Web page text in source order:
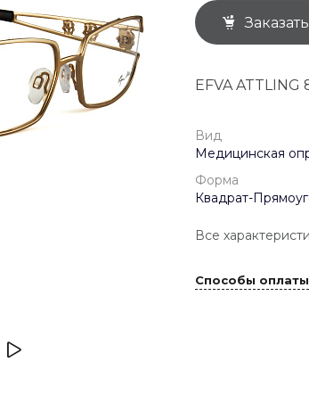
+7
г.
(0-9)
1 мая:
9 мая:
EFVA ATTLING
Вид
Медицинская
Форма
Квадрат-
Все
Способы оплаты